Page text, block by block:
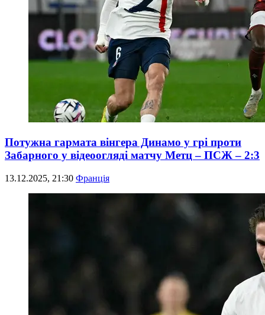
Потужна гармата вінгера Динамо у грі проти
Забарного у відеоогляді матчу Метц – ПСЖ – 2:3
13.12.2025, 21:30 Франція